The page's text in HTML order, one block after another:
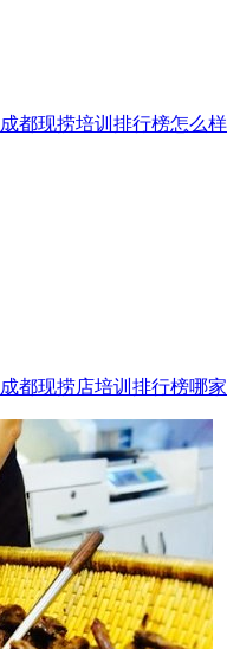
成都现捞培训排行榜怎么
成都现捞店培训排行榜哪